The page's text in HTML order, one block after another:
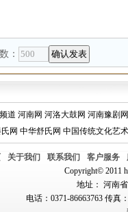
：
道 河南网 河洛大鼓网 河南豫剧网
网 中华舒氏网 中国传统文化艺
关于我们 联系我们 客户服务
Copyright© 2011
地址： 河南
电话：0371-86663763 传真